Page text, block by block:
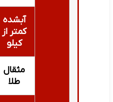
آبشده
کمتر از
کیلو
مثقال
طلا